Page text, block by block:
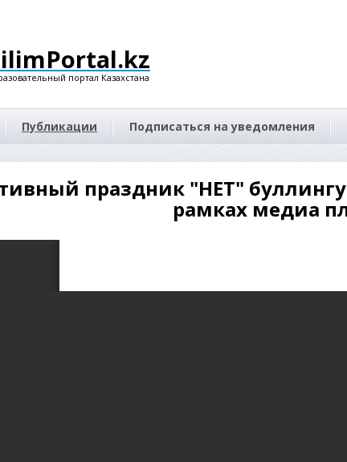
портал Казахстана
Публикации Подписаться на уведомления
праздник "НЕТ"
рамках медиа